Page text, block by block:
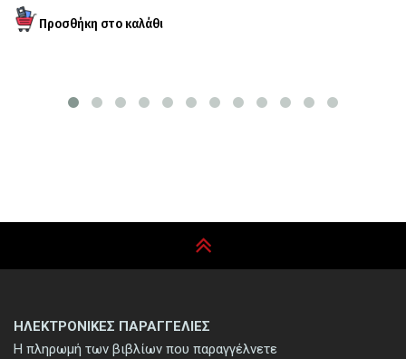
ΗΛΕΚΤΡΟΝΙΚΕΣ ΠΑΡΑΓΓΕΛΙΕΣ
Η πληρωμή των βιβλίων που παραγγέλνετε